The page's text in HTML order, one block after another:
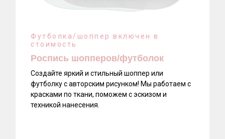
Футболка/шоппер включен в
стоимость
Роспись шопперов/футболок
Создайте яркий и стильный шоппер или
футболку с авторским рисунком! Мы работаем с
красками по ткани, поможем с эскизом и
техникой нанесения.